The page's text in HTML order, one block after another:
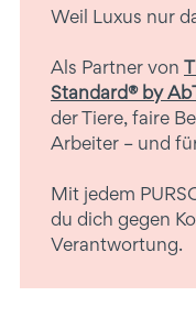
Weil Luxus nur
Als Partner von
Standard® by
der Tiere, faire
Arbeiter – und
Mit jedem
du dich gegen
Verantwortung.